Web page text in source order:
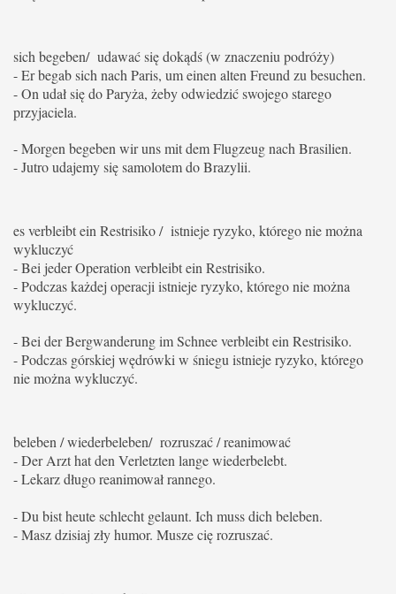
sich begeben/ udawać się dokądś (w znaczeniu podróży)
- Er begab sich nach Paris, um einen alten Freund zu besuchen.
- On udał się do Paryża, żeby odwiedzić swojego starego
przyjaciela.
- Morgen begeben wir uns mit dem Flugzeug nach Brasilien.
- Jutro udajemy się samolotem do Brazylii.
es verbleibt ein Restrisiko / istnieje ryzyko, którego nie można
wykluczyć
- Bei jeder Operation verbleibt ein Restrisiko.
- Podczas każdej operacji istnieje ryzyko, którego nie można
wykluczyć.
- Bei der Bergwanderung im Schnee verbleibt ein Restrisiko.
- Podczas górskiej wędrówki w śniegu istnieje ryzyko, którego
nie można wykluczyć.
beleben / wiederbeleben/ rozruszać / reanimować
- Der Arzt hat den Verletzten lange wiederbelebt.
- Lekarz długo reanimował rannego.
- Du bist heute schlecht gelaunt. Ich muss dich beleben.
- Masz dzisiaj zły humor. Musze cię rozruszać.